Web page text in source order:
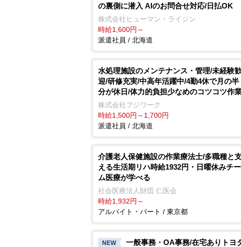
の裏側に潜入 AIのお問合せ対応/日払OK
株式会社ヒューマン・ライジン
時給1,600円～
派遣社員 / 北海道
水処理施設のメンテナンス・管理/未経験
迎/研修充実/中高年活躍中/4勤4休で月の半
分が休日/体力的負担少なめのコツコツ作
株式会社フジワーク
時給1,500円～1,700円
派遣社員 / 北海道
介護老人保健施設の作業療法士/多職種と
える生活期リハ時給1932円・日曜休みチー
ム医療が学べる
社会医療法人財団 仁医会
時給1,932円～
アルバイト・パート / 東京都
NEW
一般事務・OA事務/在宅ありトヨ